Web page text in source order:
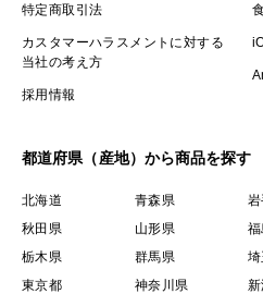
特定商取引法
カスタマーハラスメントに対する
当社の考え方
採用情報
都道府県（産地）から商品を探す
北海道 青森県
秋田県
山形県
栃木県
群馬県
東京都
神奈川県